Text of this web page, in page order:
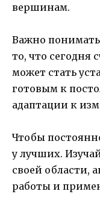
вершинам.
Важно
то, что сегодня
может стать
готовым к
адаптации к
Чтобы
у лучших.
своей области,
работы и